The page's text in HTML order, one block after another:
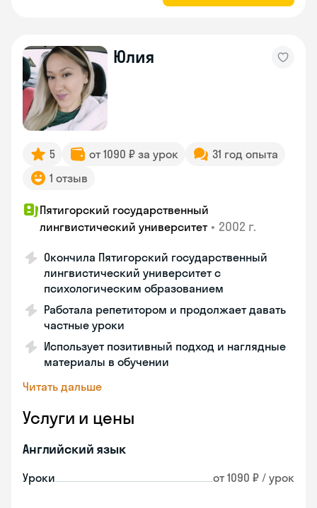
Юлия
5 от 1090 ₽ за урок
31 год опыта
1 отзыв
Пятигорский государственный
лингвистический университет • 2002 г.
Окончила Пятигорский государственный
лингвистический университет с
психологическим образованием
Работала репетитором и продолжает давать
частные уроки
Использует позитивный подход и наглядные
материалы в обучении
Читать дальше
Услуги и цены
Английский язык
Уроки от 1090 ₽ / урок